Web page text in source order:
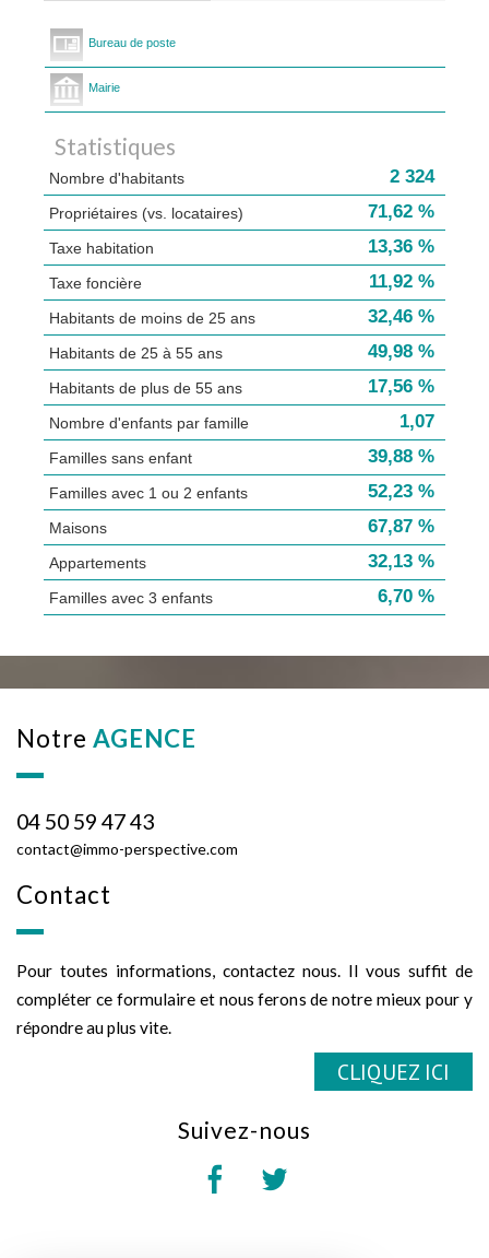
Bureau de poste
Mairie
Statistiques
Nombre d'habitants 2 324
Propriétaires (vs. locataires) 71,62 %
Taxe habitation 13,36 %
Taxe foncière 11,92 %
Habitants de moins de 25 ans 32,46 %
Habitants de 25 à 55 ans 49,98 %
Habitants de plus de 55 ans 17,56 %
Nombre d'enfants par famille 1,07
Familles sans enfant 39,88 %
Familles avec 1 ou 2 enfants 52,23 %
Maisons 67,87 %
Appartements 32,13 %
Familles avec 3 enfants 6,70 %
notre AGENCE
04 50 59 47 43
contact@immo-perspective.com
contact
Pour toutes informations, contactez nous. Il vous suffit de
compléter ce formulaire et nous ferons de notre mieux pour y
répondre au plus vite.
CLIQUEZ ICI
suivez-nous